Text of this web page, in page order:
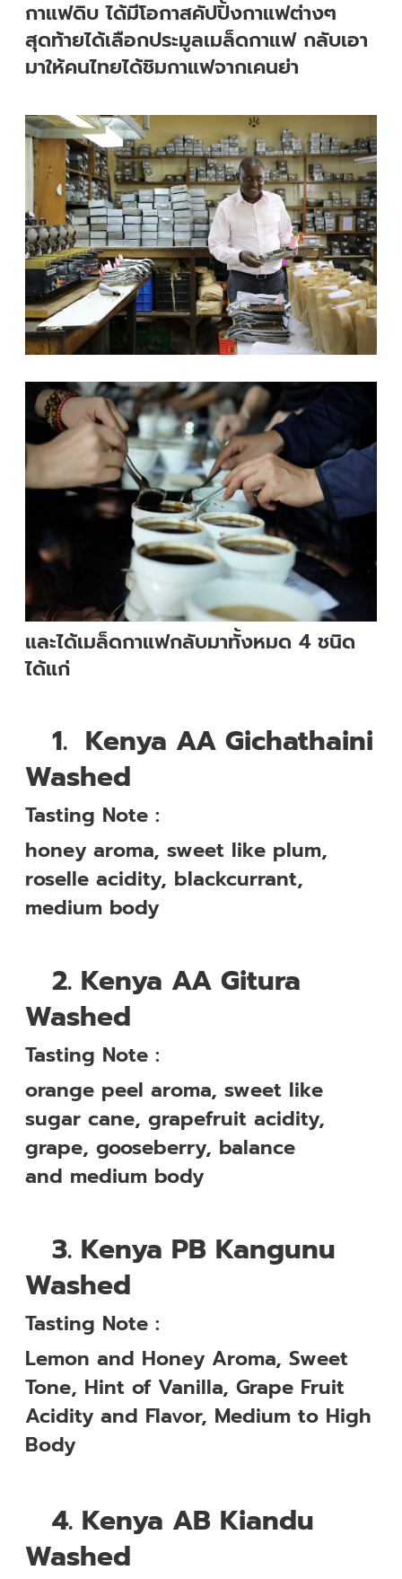
กาแฟดิบ ได้มีโอกาสคัปปิ้งกาแฟต่างๆ
สุดท้ายได้เลือกประมูลเมล็ดกาแฟ กลับเอา
มาให้คนไทยได้ชิมกาแฟจากเคนย่า
และได้เมล็ดกาแฟกลับมาทั้งหมด 4 ชนิด
ได้แก่
1. Kenya AA Gichathaini
Washed
Tasting Note :
honey aroma, sweet like plum,
roselle acidity, blackcurrant,
medium body
2. Kenya AA Gitura
Washed
Tasting Note :
orange peel aroma, sweet like
sugar cane, grapefruit acidity,
grape, gooseberry, balance
and medium body
3. Kenya PB Kangunu
Washed
Tasting Note :
Lemon and Honey Aroma, Sweet
Tone, Hint of Vanilla, Grape Fruit
Acidity and Flavor, Medium to High
Body
4. Kenya AB Kiandu
Washed